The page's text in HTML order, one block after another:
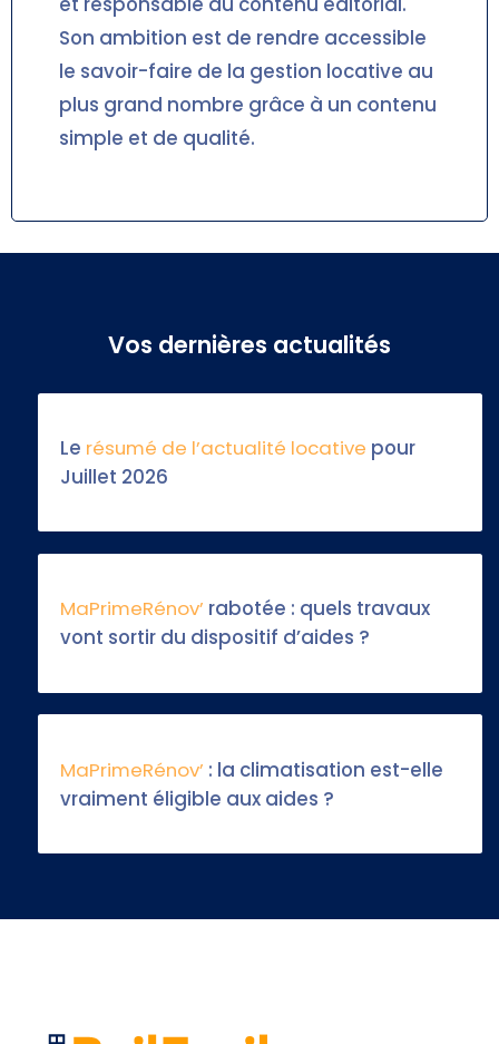
Son ambition est de rendre accessible
le savoir-faire de la gestion locative au
plus grand nombre grâce à un contenu
simple et de qualité.
Vos dernières actualités
Le résumé de l’actualité locative pour
Juillet 2026
MaPrimeRénov’ rabotée : quels travaux
vont sortir du dispositif d’aides ?
MaPrimeRénov’ : la climatisation est-elle
vraiment éligible aux aides ?